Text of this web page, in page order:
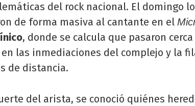
del rock nacional. El domingo
de forma masiva al cantante en el
, donde se calcula que pasaron
las inmediaciones del complejo y la
de distancia.
del arista, se conoció quiénes